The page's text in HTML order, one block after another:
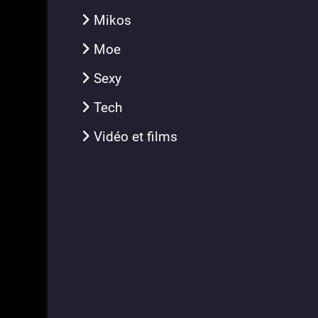
Mikos
Moe
Sexy
Tech
Vidéo et films